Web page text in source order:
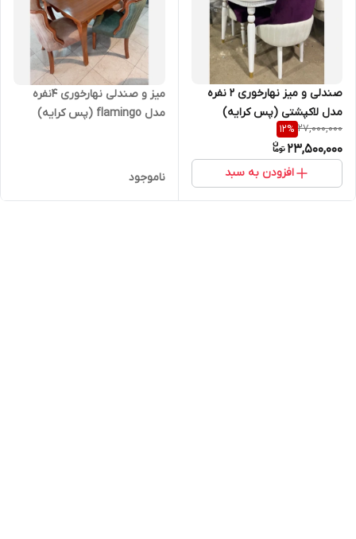
صندلی و میز نهارخوری 2 نفره
مدل لاکپشتی (پس کرایه)
27,000,000
12%
23,500,000
افزودن به سبد
میز و صندلی نهارخوری 4نفره
مدل flamingo (پس کرایه)
ناموجود